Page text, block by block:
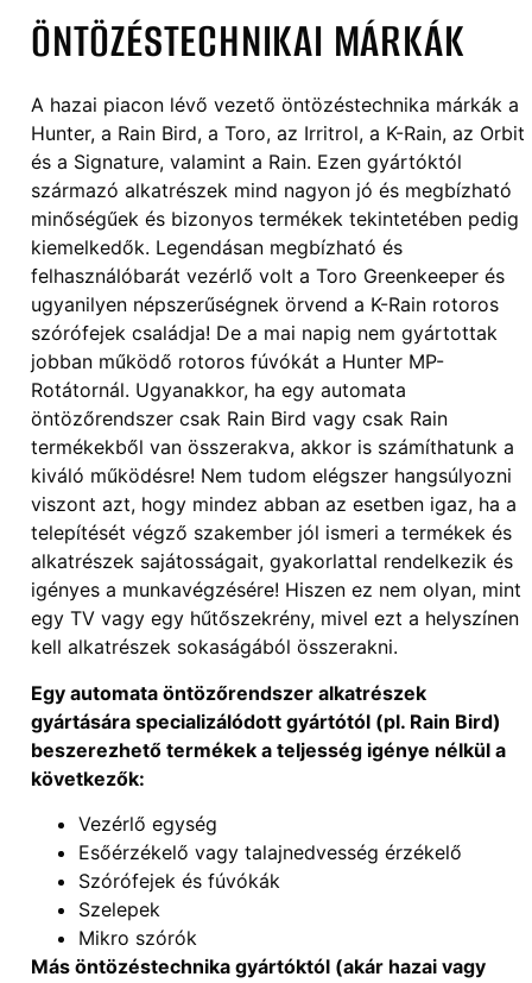
ÖNTÖZÉSTECHNIKAI MÁRKÁK
A hazai piacon lévő vezető öntözéstechnika márkák a
Hunter, a Rain Bird, a Toro, az Irritrol, a K-Rain, az Orbit
és a Signature, valamint a Rain. Ezen gyártóktól
származó alkatrészek mind nagyon jó és megbízható
minőségűek és bizonyos termékek tekintetében pedig
kiemelkedők. Legendásan megbízható és
felhasználóbarát vezérlő volt a Toro Greenkeeper és
ugyanilyen népszerűségnek örvend a K-Rain rotoros
szórófejek családja! De a mai napig nem gyártottak
jobban működő rotoros fúvókát a Hunter MP-
Rotátornál. Ugyanakkor, ha egy automata
öntözőrendszer csak Rain Bird vagy csak Rain
termékekből van összerakva, akkor is számíthatunk a
kiváló működésre! Nem tudom elégszer hangsúlyozni
viszont azt, hogy mindez abban az esetben igaz, ha a
telepítését végző szakember jól ismeri a termékek és
alkatrészek sajátosságait, gyakorlattal rendelkezik és
igényes a munkavégzésére! Hiszen ez nem olyan, mint
egy TV vagy egy hűtőszekrény, mivel ezt a helyszínen
kell alkatrészek sokaságából összerakni.
Egy automata öntözőrendszer alkatrészek
gyártására specializálódott gyártótól (pl. Rain Bird)
beszerezhető termékek a teljesség igénye nélkül a
következők:
Vezérlő egység
Esőérzékelő vagy talajnedvesség érzékelő
Szórófejek és fúvókák
Szelepek
Mikro szórók
Más öntözéstechnika gyártóktól (akár hazai vagy